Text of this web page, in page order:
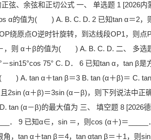
弦、余弦和正切公式 一、 单选题 1 [2026内
α的值为( ) A. B. C. D. 2 已知tan α＝2
绕原点O逆时针旋转，到达线段OP1，
，则 α＋β的值为( ) A. B. C. D. 二、 多
－sin15°cos 75° C. D． 6 已知tan α，tan β
) A. tan α＋tan β＝3 B. tan (α＋β)＝ C.
2sin (α＋β)＝3sin (α－β)，则下列说法中
tan (α－β)的最大值为 三、 填空题 8
． 9 已知α∈，sin ＝，则cos (α＋)＝
角，tan α＋tan β＝4，tan αtan β＝＋1，则